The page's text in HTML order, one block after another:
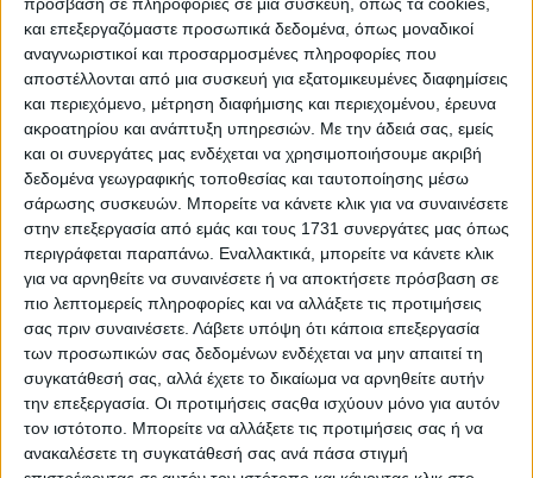
και επεξεργαζόμαστε προσωπικά δεδομένα, όπως μοναδικοί
αναγνωριστικοί και προσαρμοσμένες πληροφορίες που
αποστέλλονται από μια συσκευή για εξατομικευμένες διαφημίσεις
και περιεχόμενο, μέτρηση διαφήμισης και περιεχομένου, έρευνα
ακροατηρίου και ανάπτυξη υπηρεσιών. Με την άδειά σας, εμείς
και οι συνεργάτες μας ενδέχεται να χρησιμοποιήσουμε ακριβή
δεδομένα γεωγραφικής τοποθεσίας και ταυτοποίησης μέσω
σάρωσης συσκευών. Μπορείτε να κάνετε κλικ για να συναινέσετε
στην επεξεργασία από εμάς και τους 1731 συνεργάτες μας όπως
περιγράφεται παραπάνω. Εναλλακτικά, μπορείτε να κάνετε κλικ
για να αρνηθείτε να συναινέσετε ή να αποκτήσετε πρόσβαση σε
πιο λεπτομερείς πληροφορίες και να αλλάξετε τις προτιμήσεις
σας πριν συναινέσετε. Λάβετε υπόψη ότι κάποια επεξεργασία
των προσωπικών σας δεδομένων ενδέχεται να μην απαιτεί τη
συγκατάθεσή σας, αλλά έχετε το δικαίωμα να αρνηθείτε αυτήν
την επεξεργασία. Οι προτιμήσεις σαςθα ισχύουν μόνο για αυτόν
τον ιστότοπο. Μπορείτε να αλλάξετε τις προτιμήσεις σας ή να
ανακαλέσετε τη συγκατάθεσή σας ανά πάσα στιγμή
24 Ιουλίου, 2026
Γιάννης Ιωαννίδης : ” Το Καμένο